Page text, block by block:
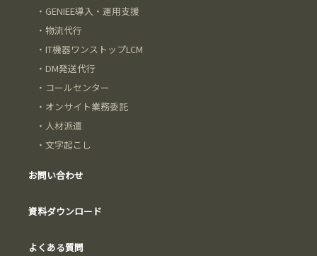
・ GENIEE導入・運用支援
・物流代行
・ IT機器ワンストップLCM
・ DM発送代行
・ コールセンター
・ オンサイト業務委託
・ 人材派遣
・ 文字起こし
お問い合わせ
資料ダウンロード
よくある質問